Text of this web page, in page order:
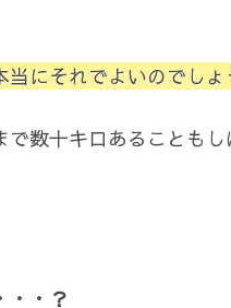
当にそれでよいのでしょ
数十キロあることもし
・・？